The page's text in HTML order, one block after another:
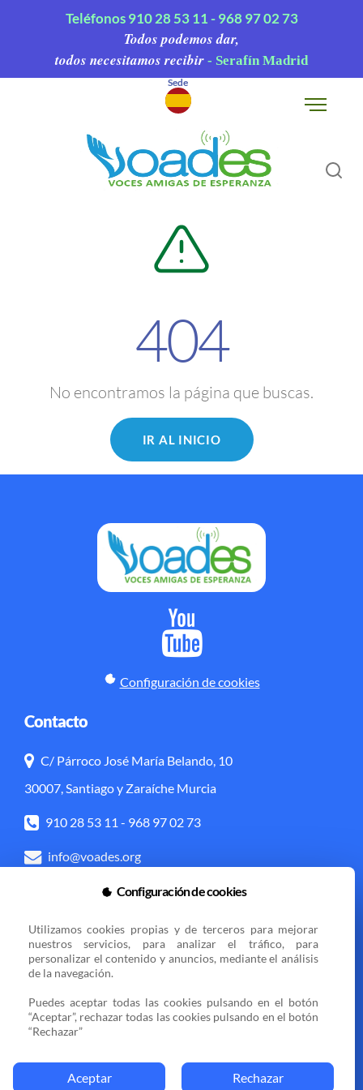
Teléfonos910 28 53 11 -968 97 02 73
Todos podemos dar,
todos necesitamos recibir - Serafín Madrid
Sede
404
No encontramos la página que buscas.
IR AL INICIO
Configuración de cookies
Contacto
C/ Párroco José María Belando, 10
30007, Santiago y Zaraíche Murcia
910 28 53 11 - 968 97 02 73
info@voades.org
Transparencia
Política de cookies
Aviso legal
Sedes
© 2025 VOCES AMIGAS DE ESPERANZA
Configuración de cookies
Utilizamos cookies propias y de terceros para mejorar
nuestros servicios, para analizar el tráfico, para
personalizar el contenido y anuncios, mediante el análisis
de la navegación.
Puedes aceptar todas las cookies pulsando en el botón
“Aceptar”, rechazar todas las cookies pulsando en el botón
“Rechazar”
Aceptar Rechazar